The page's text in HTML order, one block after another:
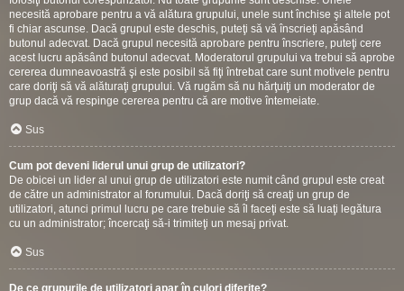
necesită aprobare pentru a vă alătura grupului, unele sunt închise şi altele pot
fi chiar ascunse. Dacă grupul este deschis, puteţi să vă înscrieţi apăsând
butonul adecvat. Dacă grupul necesită aprobare pentru înscriere, puteţi cere
acest lucru apăsând butonul adecvat. Moderatorul grupului va trebui să aprobe
cererea dumneavoastră şi este posibil să fiţi întrebat care sunt motivele pentru
care doriţi să vă alăturaţi grupului. Vă rugăm să nu hărţuiţi un moderator de
grup dacă vă respinge cererea pentru că are motive întemeiate.
Sus
Cum pot deveni liderul unui grup de utilizatori?
De obicei un lider al unui grup de utilizatori este numit când grupul este creat
de către un administrator al forumului. Dacă doriţi să creaţi un grup de
utilizatori, atunci primul lucru pe care trebuie să îl faceţi este să luaţi legătura
cu un administrator; încercaţi să-i trimiteţi un mesaj privat.
Sus
De ce grupurile de utilizatori apar în culori diferite?